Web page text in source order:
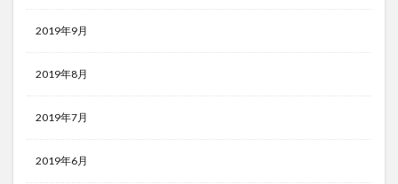
2019年9月
2019年8月
2019年7月
2019年6月